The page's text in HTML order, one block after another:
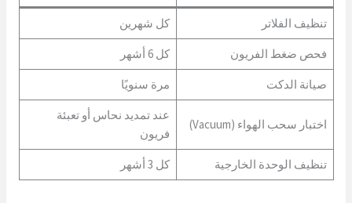
تنظيف الفلاتر كل شهرين
فحص ضغط الفريون كل 6 أشهر
صيانة الدكت مرة سنويًا
اختبار سحب الهواء (Vacuum)
عند تمديد نحاس أو تعبئة
فريون
تنظيف الوحدة الخارجية كل 3 أشهر